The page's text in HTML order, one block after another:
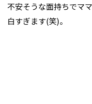
不安そうな面持ちでマ
白すぎます(笑)。